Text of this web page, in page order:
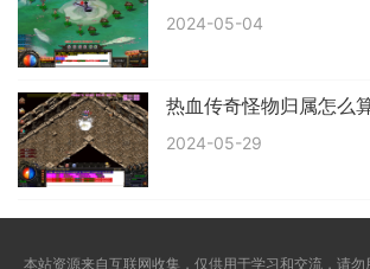
2024-05-04
热血传奇怪物归属怎么
2024-05-29
本站资源来自互联网收集，仅供用于学习和交流，请